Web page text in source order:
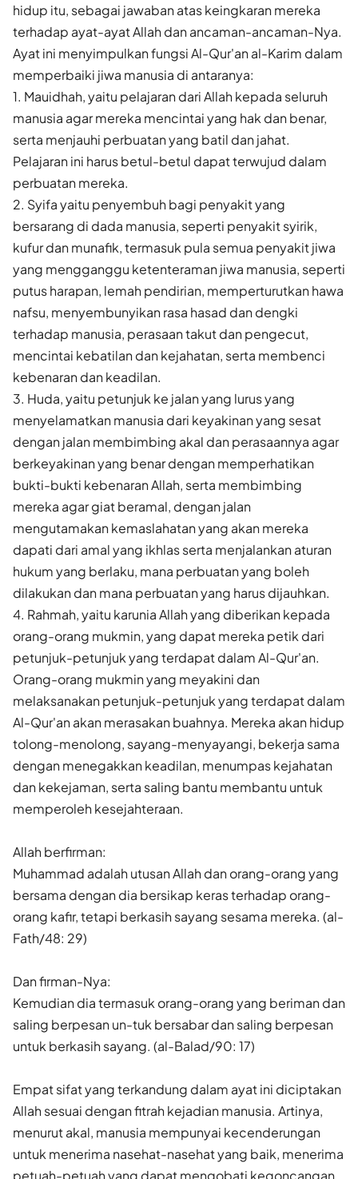
hidup itu, sebagai jawaban atas keingkaran mereka
terhadap ayat-ayat Allah dan ancaman-ancaman-Nya.
Ayat ini menyimpulkan fungsi Al-Qur'an al-Karim dalam
memperbaiki jiwa manusia di antaranya:
1. Mauidhah, yaitu pelajaran dari Allah kepada seluruh
manusia agar mereka mencintai yang hak dan benar,
serta menjauhi perbuatan yang batil dan jahat.
Pelajaran ini harus betul-betul dapat terwujud dalam
perbuatan mereka.
2. Syifa yaitu penyembuh bagi penyakit yang
bersarang di dada manusia, seperti penyakit syirik,
kufur dan munafik, termasuk pula semua penyakit jiwa
yang mengganggu ketenteraman jiwa manusia, seperti
putus harapan, lemah pendirian, memperturutkan hawa
nafsu, menyembunyikan rasa hasad dan dengki
terhadap manusia, perasaan takut dan pengecut,
mencintai kebatilan dan kejahatan, serta membenci
kebenaran dan keadilan.
3. Huda, yaitu petunjuk ke jalan yang lurus yang
menyelamatkan manusia dari keyakinan yang sesat
dengan jalan membimbing akal dan perasaannya agar
berkeyakinan yang benar dengan memperhatikan
bukti-bukti kebenaran Allah, serta membimbing
mereka agar giat beramal, dengan jalan
mengutamakan kemaslahatan yang akan mereka
dapati dari amal yang ikhlas serta menjalankan aturan
hukum yang berlaku, mana perbuatan yang boleh
dilakukan dan mana perbuatan yang harus dijauhkan.
4. Rahmah, yaitu karunia Allah yang diberikan kepada
orang-orang mukmin, yang dapat mereka petik dari
petunjuk-petunjuk yang terdapat dalam Al-Qur'an.
Orang-orang mukmin yang meyakini dan
melaksanakan petunjuk-petunjuk yang terdapat dalam
Al-Qur'an akan merasakan buahnya. Mereka akan hidup
tolong-menolong, sayang-menyayangi, bekerja sama
dengan menegakkan keadilan, menumpas kejahatan
dan kekejaman, serta saling bantu membantu untuk
memperoleh kesejahteraan.
Allah berfirman:
Muhammad adalah utusan Allah dan orang-orang yang
bersama dengan dia bersikap keras terhadap orang-
orang kafir, tetapi berkasih sayang sesama mereka. (al-
Fath/48: 29)
Dan firman-Nya:
Kemudian dia termasuk orang-orang yang beriman dan
saling berpesan un-tuk bersabar dan saling berpesan
untuk berkasih sayang. (al-Balad/90: 17)
Empat sifat yang terkandung dalam ayat ini diciptakan
Allah sesuai dengan fitrah kejadian manusia. Artinya,
menurut akal, manusia mempunyai kecenderungan
untuk menerima nasehat-nasehat yang baik, menerima
petuah-petuah yang dapat mengobati kegoncangan